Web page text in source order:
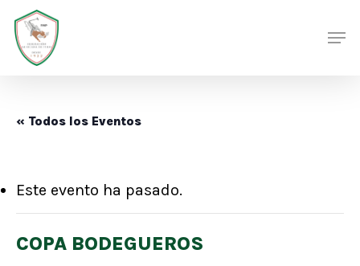
Skip
main
« Todos los Eventos
Este evento ha pasado.
COPA BODEGUEROS